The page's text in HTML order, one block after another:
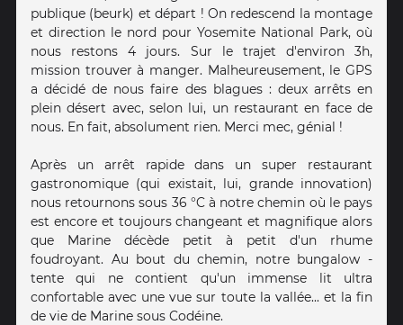
publique (beurk) et départ ! On redescend la montage
et direction le nord pour Yosemite National Park, où
nous restons 4 jours. Sur le trajet d'environ 3h,
mission trouver à manger. Malheureusement, le GPS
a décidé de nous faire des blagues : deux arrêts en
plein désert avec, selon lui, un restaurant en face de
nous. En fait, absolument rien. Merci mec, génial !
Après un arrêt rapide dans un super restaurant
gastronomique (qui existait, lui, grande innovation)
nous retournons sous 36 °C à notre chemin où le pays
est encore et toujours changeant et magnifique alors
que Marine décède petit à petit d'un rhume
foudroyant. Au bout du chemin, notre bungalow -
tente qui ne contient qu'un immense lit ultra
confortable avec une vue sur toute la vallée... et la fin
de vie de Marine sous Codéine.